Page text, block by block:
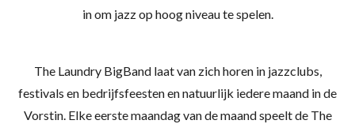
in om jazz op hoog niveau te spelen.
The Laundry BigBand laat van zich horen in jazzclubs,
festivals en bedrijfsfeesten en natuurlijk iedere maand in de
Vorstin. Elke eerste maandag van de maand speelt de The